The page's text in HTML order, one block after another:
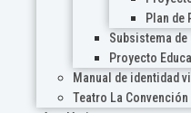
Plan de
Subsistema de
Proyecto
Manual de identidad
Teatro La Convención